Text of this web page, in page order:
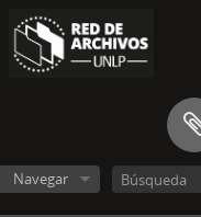
Navegar